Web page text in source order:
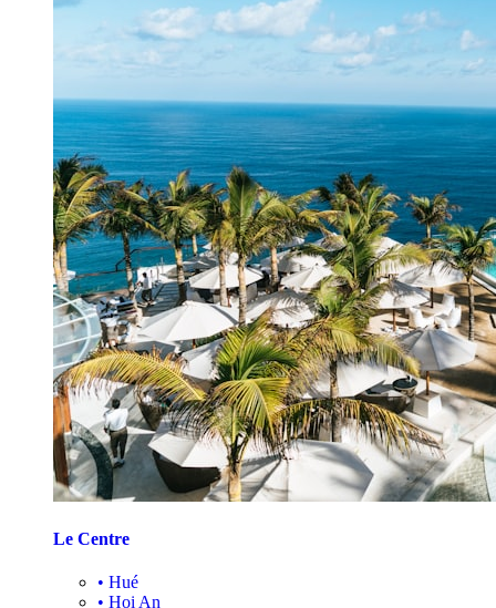
Le Centre
• Hué
• Hoi An